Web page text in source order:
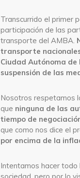
Transcurrido el primer
participación de las
transporte del AMBA.
transporte
Ciudad Autónoma de
suspensión de las
Nosotros respetamos
que ninguna de las
tiempo de
que como nos dice el
por encima de la
Intentamos hacer todo